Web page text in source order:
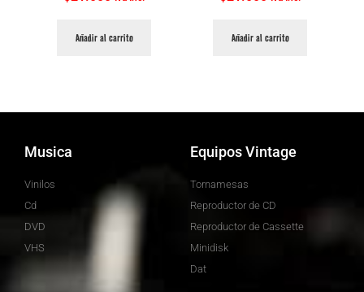
Añadir al carrito Añadir al carrito
Musica
Vinilos
Cd
DVD
VHS
Equipos Vintage
Tornamesas
Reproductor de CD
Reproductor de Cassette
Minidisk
Dat